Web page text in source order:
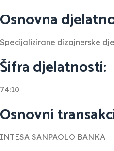
Osnovna
Specijalizirane dizajnerske
Šifra djelatnosti:
74:10
Osnovni
INTESA SANPAOLO BANKA